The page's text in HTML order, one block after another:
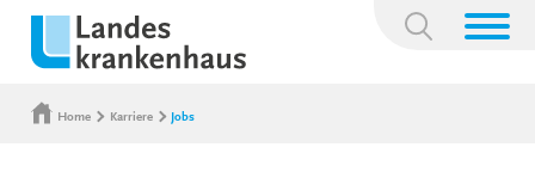
Suchbegriff:
Home Karriere Jobs